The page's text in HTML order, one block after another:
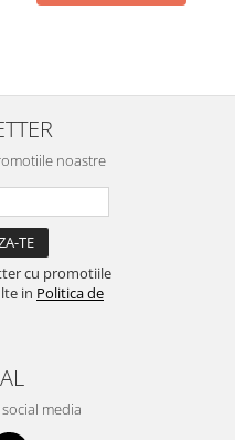
noastre
cu promotiile
in Politica de
media